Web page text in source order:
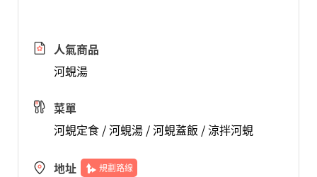
人氣商品
河蜆湯
菜單
河蜆定食 / 河蜆湯 / 河蜆蓋飯 / 涼拌河蜆
地址 規劃路線